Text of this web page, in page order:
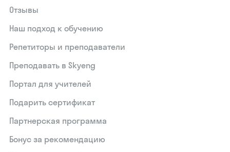
Отзывы
Наш подход к обучению
Репетиторы и преподаватели
Преподавать в Skyeng
Портал для учителей
Подарить сертификат
Партнерская программа
Бонус за рекомендацию